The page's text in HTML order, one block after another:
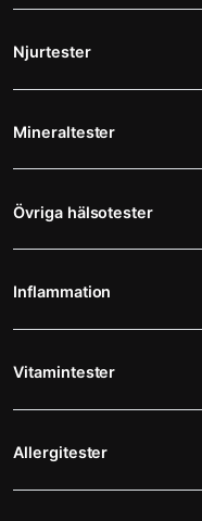
Njurtester
Mineraltester
Övriga hälsotester
Inflammation
Vitamintester
Allergitester